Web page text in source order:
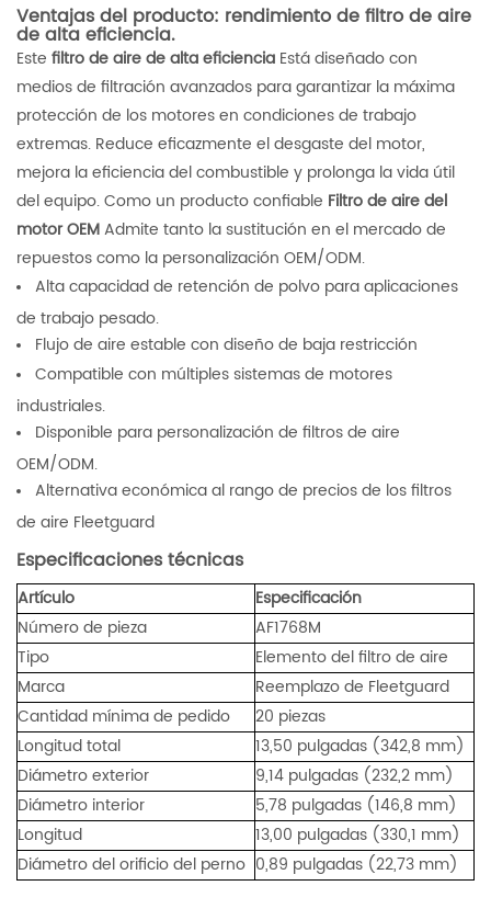
Ventajas del producto: rendimiento de filtro de aire
de alta eficiencia.
Este filtro de aire de alta eficiencia Está diseñado con
medios de filtración avanzados para garantizar la máxima
protección de los motores en condiciones de trabajo
extremas. Reduce eficazmente el desgaste del motor,
mejora la eficiencia del combustible y prolonga la vida útil
del equipo. Como un producto confiable Filtro de aire del
motor OEMAdmite tanto la sustitución en el mercado de
repuestos como la personalización OEM/ODM.
Alta capacidad de retención de polvo para aplicaciones
de trabajo pesado.
Flujo de aire estable con diseño de baja restricción
Compatible con múltiples sistemas de motores
industriales.
Disponible para personalización de filtros de aire
OEM/ODM.
Alternativa económica al rango de precios de los filtros
de aire Fleetguard
Especificaciones técnicas
Artículo
Especificación
Número de pieza
AF1768M
Tipo
Elemento del filtro de aire
Marca
Reemplazo de Fleetguard
Cantidad mínima de pedido
20 piezas
Longitud total
13,50 pulgadas (342,8 mm)
Diámetro exterior
9,14 pulgadas (232,2 mm)
Diámetro interior
5,78 pulgadas (146,8 mm)
Longitud
13,00 pulgadas (330,1 mm)
Diámetro del orificio del perno 0,89 pulgadas (22,73 mm)